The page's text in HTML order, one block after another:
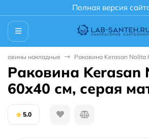
Полная версия
накладные Раковина Kerasan Nolita
Раковина Kerasan
60х40 см, серая
5.0